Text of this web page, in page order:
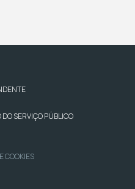
SERVIÇO PÚBLICO
COOKIES